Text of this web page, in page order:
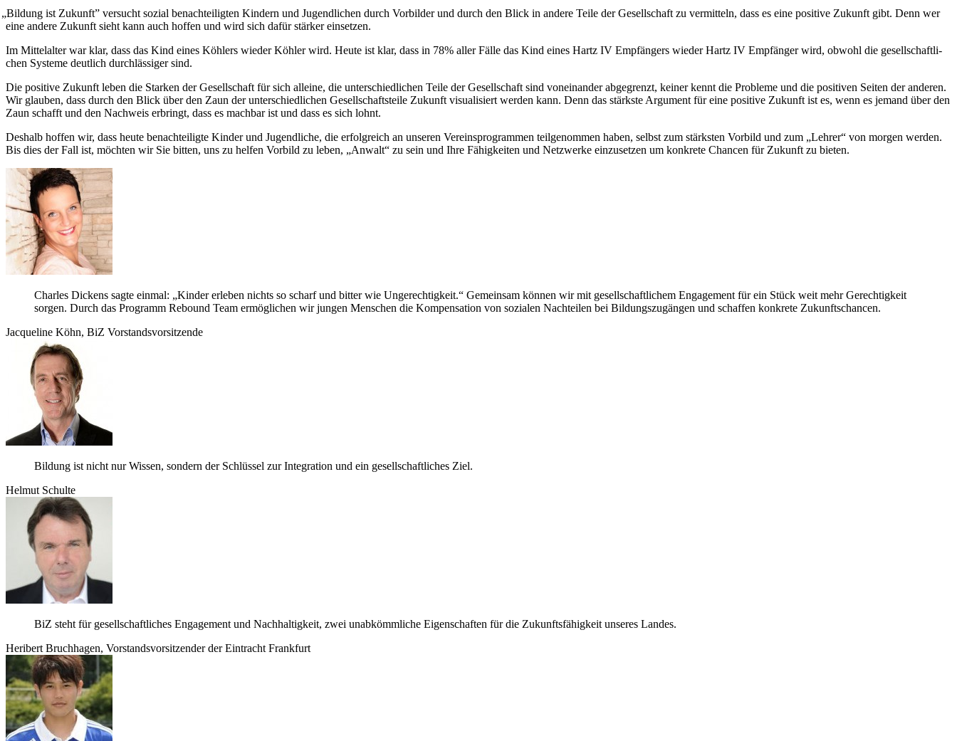
„Bil­dung ist Zukunft” ver­sucht sozial benach­tei­lig­ten Kin­dern und Jugend­li­chen durch Vor­bil­der und durch den Blick in andere Teile der Gesell­schaft zu ver­mit­teln, dass es eine posi­tive Zukunft gibt. Denn wer
eine andere Zukunft sieht kann auch hof­fen und wird sich dafür stär­ker einsetzen.
Im Mit­tel­al­ter war klar, dass das Kind eines Köh­lers wie­der Köh­ler wird. Heute ist klar, dass in 78% aller Fälle das Kind eines Hartz IV Emp­fän­gers wie­der Hartz IV Emp­fän­ger wird, obwohl die gesell­schaft­li­
chen Sys­teme deut­lich durch­läs­si­ger sind.
Die posi­tive Zukunft leben die Star­ken der Gesell­schaft für sich alleine, die unter­schied­li­chen Teile der Gesell­schaft sind von­ein­an­der abge­grenzt, kei­ner kennt die Pro­bleme und die posi­ti­ven Sei­ten der ande­ren.
Wir glau­ben, dass durch den Blick über den Zaun der unter­schied­li­chen Gesell­schafts­teile Zukunft visua­li­siert wer­den kann. Denn das stärkste Argu­ment für eine posi­tive Zukunft ist es, wenn es jemand über den
Zaun schafft und den Nach­weis erbringt, dass es mach­bar ist und dass es sich lohnt.
Des­halb hof­fen wir, dass heute benach­tei­ligte Kin­der und Jugend­li­che, die erfolg­reich an unse­ren Ver­eins­pro­gram­men teil­ge­nom­men haben, selbst zum stärks­ten Vor­bild und zum „Leh­rer“ von mor­gen wer­den.
Bis dies der Fall ist, möch­ten wir Sie bit­ten, uns zu hel­fen Vor­bild zu leben, „Anwalt“ zu sein und Ihre Fähig­kei­ten und Netz­werke ein­zu­set­zen um kon­krete Chan­cen für Zukunft zu bieten.
Charles Dickens sagte ein­mal: „Kin­der erle­ben nichts so scharf und bit­ter wie Unge­rech­tig­keit.“ Gemein­sam kön­nen wir mit gesell­schaft­li­chem Enga­ge­ment für ein Stück weit mehr Gerech­tig­keit
sor­gen. Durch das Pro­gramm Rebound Team ermög­li­chen wir jun­gen Men­schen die Kom­pen­sa­tion von sozia­len Nach­tei­len bei Bil­dungs­zu­gän­gen und schaf­fen kon­krete Zukunftschancen.
Jac­que­line Köhn, BiZ Vorstandsvorsitzende
Bil­dung ist nicht nur Wis­sen, son­dern der Schlüs­sel zur Inte­gra­tion und ein gesell­schaft­li­ches Ziel.
Hel­mut Schulte
BiZ steht für gesell­schaft­li­ches Enga­ge­ment und Nach­hal­tig­keit, zwei unab­kömm­li­che Eigen­schaf­ten für die Zukunfts­fä­hig­keit unse­res Landes.
Heri­bert Bruch­ha­gen, Vor­stands­vor­sit­zen­der der Ein­tracht Frankfurt